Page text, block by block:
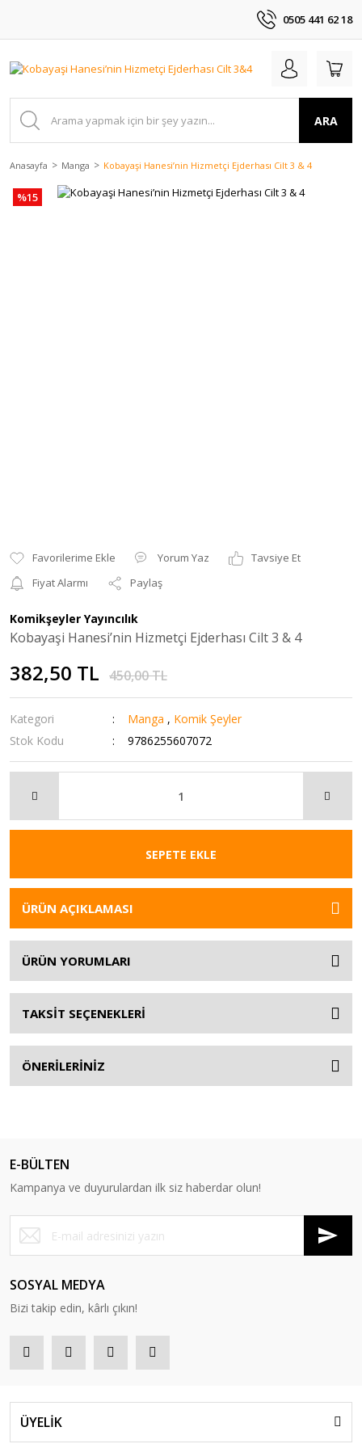
0505 441 62 18
ARA
Anasayfa Manga Kobayaşi Hanesi’nin Hizmetçi Ejderhası Cilt 3 & 4
%15
Yorum Yaz
Tavsiye Et
Fiyat Alarmı
Paylaş
Komikşeyler Yayıncılık
Kobayaşi Hanesi’nin Hizmetçi Ejderhası Cilt 3 & 4
382,50 TL 450,00 TL
Kategori Manga , Komik Şeyler
Stok Kodu
9786255607072
SEPETE EKLE
ÜRÜN AÇIKLAMASI
ÜRÜN YORUMLARI
TAKSİT SEÇENEKLERİ
ÖNERİLERİNİZ
E-BÜLTEN
Kampanya ve duyurulardan ilk siz haberdar olun!
SOSYAL MEDYA
Bizi takip edin, kârlı çıkın!
ÜYELİK